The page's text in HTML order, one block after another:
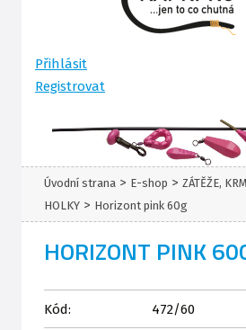
Přihlásit
Registrovat
Úvodní strana > E-shop > ZÁTĚŽE,
HOLKY > Horizont pink 60g
HORIZONT PINK
Kód: 472/60